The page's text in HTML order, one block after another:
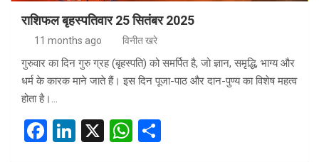
राशिफल बृहस्पतिवार 25 सितंबर 2025
11 months ago विनीत खरे
गुरुवार का दिन गुरु ग्रह (बृहस्पति) को समर्पित है, जो ज्ञान, समृद्धि, भाग्य और
धर्म के कारक माने जाते हैं। इस दिन पूजा-पाठ और दान-पुण्य का विशेष महत्व
होता है।…
F
Li
X
W